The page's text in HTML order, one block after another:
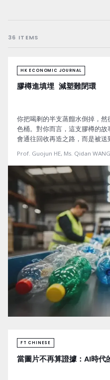
36 ITEMS
HK ECONOMIC JOURNAL
膠樽進填埋 減塑難閉環
你把喝剩的半支蒸餾水倒掉，
色桶。對你而言，這支膠樽的
會通往回收再造之路，而是被送
Prof. Guojun HE, Ms. Qidan WANG
FT CHINESE
當圖片不再算證據：AI時代